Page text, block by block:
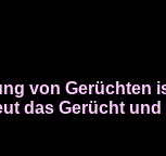
von Gerüchten
das Gerücht